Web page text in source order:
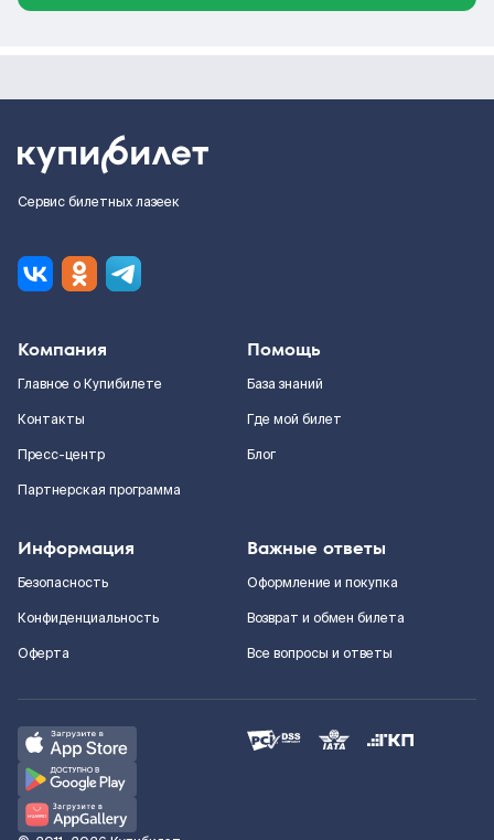
Сервис билетных лазеек
Компания
Главное о Купибилете
Контакты
Пресс-центр
Партнерская программа
Помощь
База знаний
Где мой билет
Блог
Информация
Безопасность
Конфиденциальность
Оферта
Важные ответы
Оформление и покупка
Возврат и обмен билета
Все вопросы и ответы